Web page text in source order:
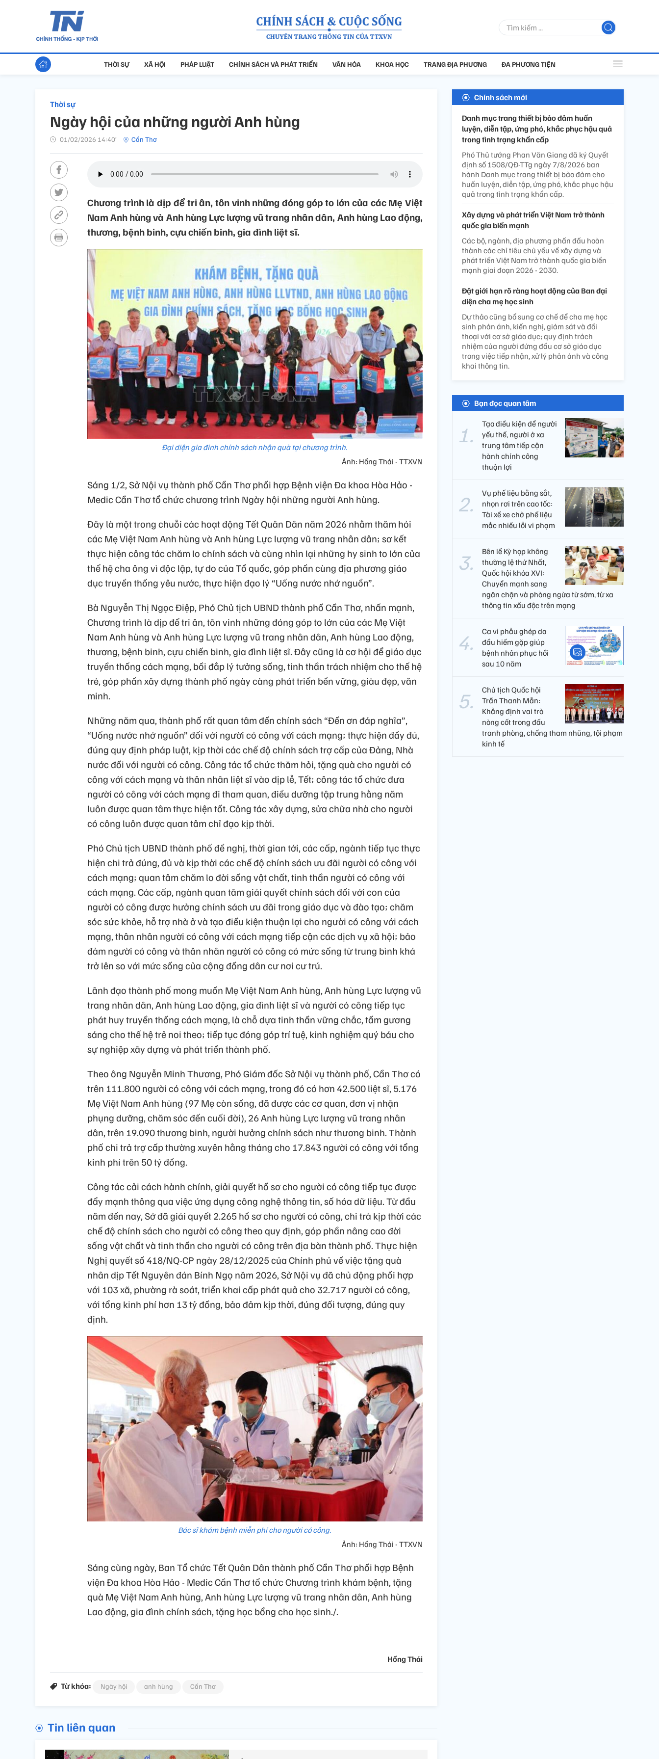
THỜI SỰ XÃ HỘI PHÁP LUẬT CHÍNH SÁCH VÀ PHÁT TRIỂN VĂN HÓA KHOA HỌC TRANG ĐỊA PHƯƠNG ĐA PHƯƠNG TIỆN
Thời sự
Ngày hội của những người Anh hùng
01/02/2026 14:40’ Cần Thơ
Chương trình là dịp để tri ân, tôn vinh những đóng góp to lớn của các Mẹ Việt
Nam Anh hùng và Anh hùng Lực lượng vũ trang nhân dân, Anh hùng Lao động,
thương, bệnh binh, cựu chiến binh, gia đình liệt sĩ.
Đại diện gia đình chính sách nhận quà tại chương trình.
Ảnh: Hồng Thái - TTXVN
Sáng 1/2, Sở Nội vụ thành phố Cần Thơ phối hợp Bệnh viện Đa khoa Hòa Hảo -
Medic Cần Thơ tổ chức chương trình Ngày hội những người Anh hùng.
Đây là một trong chuỗi các hoạt động Tết Quân Dân năm 2026 nhằm thăm hỏi
các Mẹ Việt Nam Anh hùng và Anh hùng Lực lượng vũ trang nhân dân; sơ kết
thực hiện công tác chăm lo chính sách và cùng nhìn lại những hy sinh to lớn của
thể hệ cha ông vì độc lập, tự do của Tổ quốc, góp phần cùng địa phương giáo
dục truyền thống yêu nước, thực hiện đạo lý “Uống nước nhớ nguồn”.
Bà Nguyễn Thị Ngọc Điệp, Phó Chủ tịch UBND thành phố Cần Thơ, nhấn mạnh,
Chương trình là dịp để tri ân, tôn vinh những đóng góp to lớn của các Mẹ Việt
Nam Anh hùng và Anh hùng Lực lượng vũ trang nhân dân, Anh hùng Lao động,
thương, bệnh binh, cựu chiến binh, gia đình liệt sĩ. Đây cũng là cơ hội để giáo dục
truyền thống cách mạng, bồi đắp lý tưởng sống, tinh thần trách nhiệm cho thế hệ
trẻ, góp phần xây dựng thành phố ngày càng phát triển bền vững, giàu đẹp, văn
minh.
Những năm qua, thành phố rất quan tâm đến chính sách “Đền ơn đáp nghĩa”,
“Uống nước nhớ nguồn” đối với người có công với cách mạng; thực hiện đầy đủ,
đúng quy định pháp luật, kịp thời các chế độ chính sách trợ cấp của Đảng, Nhà
nước đối với người có công. Công tác tổ chức thăm hỏi, tặng quà cho người có
công với cách mạng và thân nhân liệt sĩ vào dịp lễ, Tết; công tác tổ chức đưa
người có công với cách mạng đi tham quan, điều dưỡng tập trung hằng năm
luôn được quan tâm thực hiện tốt. Công tác xây dựng, sửa chữa nhà cho người
có công luôn được quan tâm chỉ đạo kịp thời.
Phó Chủ tịch UBND thành phố đề nghị, thời gian tới, các cấp, ngành tiếp tục thực
hiện chi trả đúng, đủ và kịp thời các chế độ chính sách ưu đãi người có công với
cách mạng; quan tâm chăm lo đời sống vật chất, tinh thần người có công với
cách mạng. Các cấp, ngành quan tâm giải quyết chính sách đối với con của
người có công được hưởng chính sách ưu đãi trong giáo dục và đào tạo; chăm
sóc sức khỏe, hỗ trợ nhà ở và tạo điều kiện thuận lợi cho người có công với cách
mạng, thân nhân người có công với cách mạng tiếp cận các dịch vụ xã hội; bảo
đảm người có công và thân nhân người có công có mức sống từ trung bình khá
trở lên so với mức sống của cộng đồng dân cư nơi cư trú.
Lãnh đạo thành phố mong muốn Mẹ Việt Nam Anh hùng, Anh hùng Lực lượng vũ
trang nhân dân, Anh hùng Lao động, gia đình liệt sĩ và người có công tiếp tục
phát huy truyền thống cách mạng, là chỗ dựa tinh thần vững chắc, tấm gương
sáng cho thế hệ trẻ noi theo; tiếp tục đóng góp trí tuệ, kinh nghiệm quý báu cho
sự nghiệp xây dựng và phát triển thành phố.
Theo ông Nguyễn Minh Thương, Phó Giám đốc Sở Nội vụ thành phố, Cần Thơ có
trên 111.800 người có công với cách mạng, trong đó có hơn 42.500 liệt sĩ, 5.176
Mẹ Việt Nam Anh hùng (97 Mẹ còn sống, đã được các cơ quan, đơn vị nhận
phụng dưỡng, chăm sóc đến cuối đời), 26 Anh hùng Lực lượng vũ trang nhân
dân, trên 19.090 thương binh, người hưởng chính sách như thương binh. Thành
phố chi trả trợ cấp thường xuyên hằng tháng cho 17.843 người có công với tổng
kinh phí trên 50 tỷ đồng.
Công tác cải cách hành chính, giải quyết hồ sơ cho người có công tiếp tục được
đẩy mạnh thông qua việc ứng dụng công nghệ thông tin, số hóa dữ liệu. Từ đầu
năm đến nay, Sở đã giải quyết 2.265 hồ sơ cho người có công, chi trả kịp thời các
chế độ chính sách cho người có công theo quy định, góp phần nâng cao đời
sống vật chất và tinh thần cho người có công trên địa bàn thành phố. Thực hiện
Nghị quyết số 418/NQ-CP ngày 28/12/2025 của Chính phủ về việc tặng quà
nhân dịp Tết Nguyên đán Bính Ngọ năm 2026, Sở Nội vụ đã chủ động phối hợp
với 103 xã, phường rà soát, triển khai cấp phát quả cho 32.717 người có công,
với tổng kinh phí hơn 13 tỷ đồng, bảo đảm kịp thời, đúng đối tượng, đúng quy
định.
Bác sĩ khám bệnh miễn phí cho người có công.
Ảnh: Hồng Thái - TTXVN
Sáng cùng ngày, Ban Tổ chức Tết Quân Dân thành phố Cần Thơ phối hợp Bệnh
viện Đa khoa Hòa Hảo - Medic Cần Thơ tổ chức Chương trình khám bệnh, tặng
quà Mẹ Việt Nam Anh hùng, Anh hùng Lực lượng vũ trang nhân dân, Anh hùng
Lao động, gia đình chính sách, tặng học bổng cho học sinh./.
Hồng Thái
Từ khóa: Ngày hội anh hùng Cần Thơ
Tin liên quan
Chính sách mới
Danh mục trang thiết bị bảo đảm huấn
luyện, diễn tập, ứng phó, khắc phục hậu quả
trong tình trạng khẩn cấp
Phó Thủ tướng Phan Văn Giang đã ký Quyết
định số 1508/QĐ-TTg ngày 7/8/2026 ban
hành Danh mục trang thiết bị bảo đảm cho
huấn luyện, diễn tập, ứng phó, khắc phục hậu
quả trong tình trạng khẩn cấp.
Xây dựng và phát triển Việt Nam trở thành
quốc gia biển mạnh
Các bộ, ngành, địa phương phấn đấu hoàn
thành các chỉ tiêu chủ yếu về xây dựng và
phát triển Việt Nam trở thành quốc gia biển
mạnh giai đoạn 2026 - 2030.
Đặt giới hạn rõ ràng hoạt động của Ban đại
diện cha mẹ học sinh
Dự thảo cũng bổ sung cơ chế để cha mẹ học
sinh phản ánh, kiến nghị, giám sát và đối
thoại với cơ sở giáo dục; quy định trách
nhiệm của người đứng đầu cơ sở giáo dục
trong việc tiếp nhận, xử lý phản ánh và công
khai thông tin.
Bạn đọc quan tâm
Tạo điều kiện để người
yếu thế, người ở xa
trung tâm tiếp cận
hành chính công
thuận lợi
Vụ phế liệu bằng sắt,
nhọn rơi trên cao tốc:
Tài xế xe chở phế liệu
mắc nhiều lỗi vi phạm
Bên lề Kỳ họp không
thường lệ thứ Nhất,
Quốc hội khóa XVI:
Chuyển mạnh sang
ngăn chặn và phòng ngừa từ sớm, từ xa
thông tin xấu độc trên mạng
Ca vi phẫu ghép da
đầu hiếm gặp giúp
bệnh nhân phục hồi
sau 10 năm
Chủ tịch Quốc hội
Trần Thanh Mẫn:
Khẳng định vai trò
nòng cốt trong đấu
tranh phòng, chống tham nhũng, tội phạm
kinh tế